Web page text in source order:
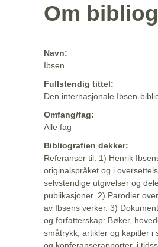
Om
Navn:
Ibsen
Fullstendig tittel:
Den internasjonale Ibsen-
Omfang/fag:
Alle fag
Bibliografien dekker:
Referanser til: 1) Henrik
originalspråket og i
selvstendige utgivelser og
publikasjoner. 2) Parodier
av Ibsens verker. 3)
og forfatterskap: Bøker,
småtrykk, artikler og kapitler i
og konferanserapporter, i